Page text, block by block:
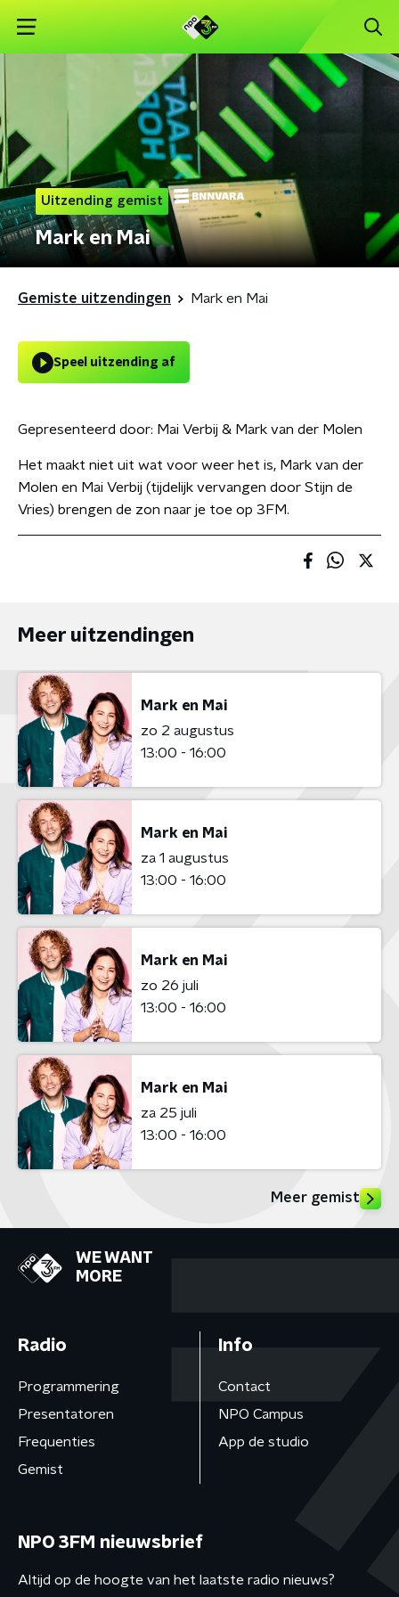
Uitzending gemist
Mark en Mai
Gemiste uitzendingen Mark en Mai
Speel uitzending af
Gepresenteerd door: Mai Verbij & Mark van der Molen
Het maakt niet uit wat voor weer het is, Mark van der
Molen en Mai Verbij (tijdelijk vervangen door Stijn de
Vries) brengen de zon naar je toe op 3FM.
Meer uitzendingen
Mark en Mai
zo 2 augustus
13:00 - 16:00
Mark en Mai
za 1 augustus
13:00 - 16:00
Mark en Mai
zo 26 juli
13:00 - 16:00
Mark en Mai
za 25 juli
13:00 - 16:00
Meer gemist
WE WANT
MORE
Radio
Programmering
Presentatoren
Frequenties
Gemist
Info
Contact
NPO Campus
App de studio
NPO 3FM nieuwsbrief
Altijd op de hoogte van het laatste radio nieuws?